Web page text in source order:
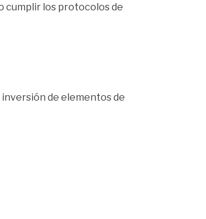
cumplir los protocolos de
inversión de elementos de